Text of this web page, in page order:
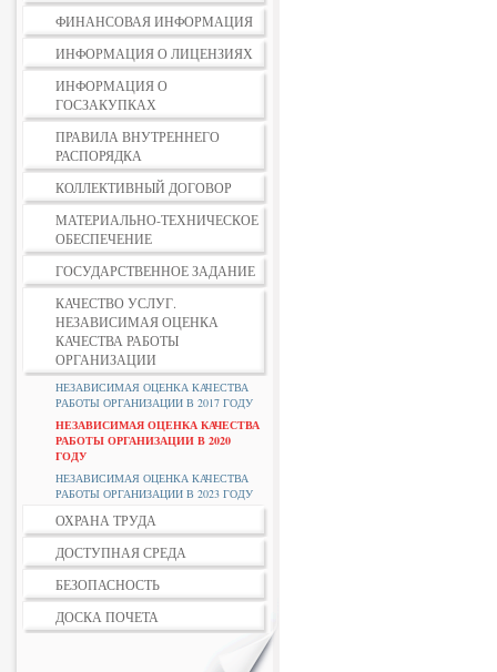
ФИНАНСОВАЯ ИНФОРМАЦИЯ
ИНФОРМАЦИЯ О ЛИЦЕНЗИЯХ
ИНФОРМАЦИЯ О
ГОСЗАКУПКАХ
ПРАВИЛА ВНУТРЕННЕГО
РАСПОРЯДКА
КОЛЛЕКТИВНЫЙ ДОГОВОР
МАТЕРИАЛЬНО-ТЕХНИЧЕСКОЕ
ОБЕСПЕЧЕНИЕ
ГОСУДАРСТВЕННОЕ ЗАДАНИЕ
КАЧЕСТВО УСЛУГ.
НЕЗАВИСИМАЯ ОЦЕНКА
КАЧЕСТВА РАБОТЫ
ОРГАНИЗАЦИИ
НЕЗАВИСИМАЯ ОЦЕНКА КАЧЕСТВА
РАБОТЫ ОРГАНИЗАЦИИ В 2017 ГОДУ
НЕЗАВИСИМАЯ ОЦЕНКА КАЧЕСТВА
РАБОТЫ ОРГАНИЗАЦИИ В 2020
ГОДУ
НЕЗАВИСИМАЯ ОЦЕНКА КАЧЕСТВА
РАБОТЫ ОРГАНИЗАЦИИ В 2023 ГОДУ
ОХРАНА ТРУДА
ДОСТУПНАЯ СРЕДА
БЕЗОПАСНОСТЬ
ДОСКА ПОЧЕТА